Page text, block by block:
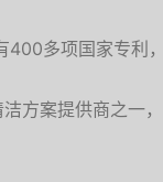
400多项国家专利
方案提供商之一